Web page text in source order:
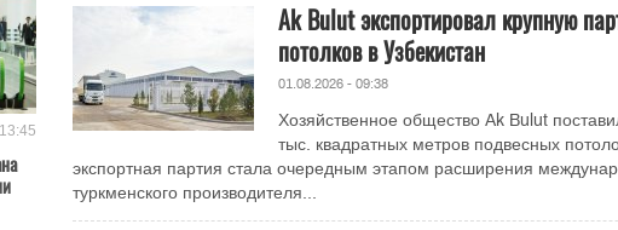
Ak Bulut экспортировал крупную
потолков в Узбекистан
01.08.2026 - 09:38
Хозяйственное общество Ak Bulut
тыс. квадратных метров подвесных
экспортная партия стала очередным этапом расширения
туркменского производителя...